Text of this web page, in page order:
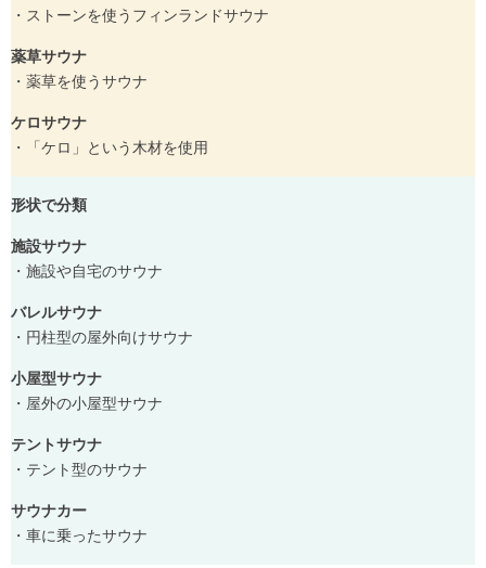
・ストーンを使うフィンランドサウナ
薬草サウナ
・薬草を使うサウナ
ケロサウナ
・「ケロ」という木材を使用
形状で分類
施設サウナ
・施設や自宅のサウナ
バレルサウナ
・円柱型の屋外向けサウナ
小屋型サウナ
・屋外の小屋型サウナ
テントサウナ
・テント型のサウナ
サウナカー
・車に乗ったサウナ